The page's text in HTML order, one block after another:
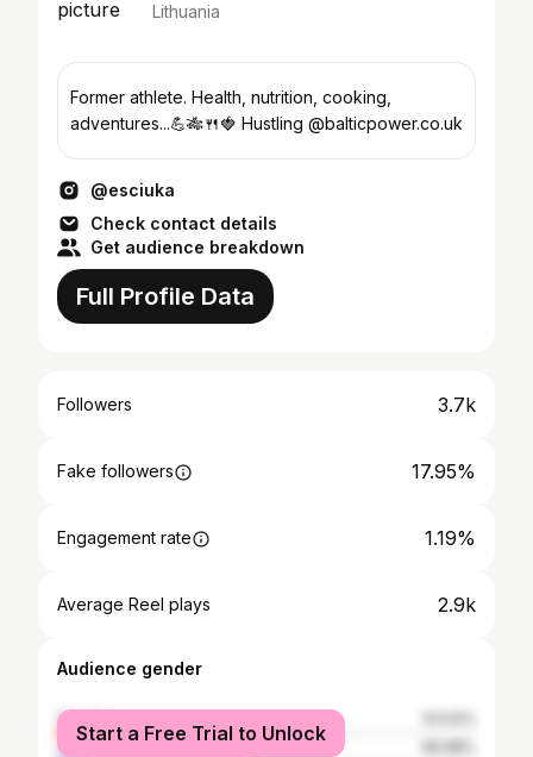
Lithuania
Former athlete. Health, nutrition, cooking,
adventures...💪🎋🍴🍓 Hustling @balticpower.co.uk
@esciuka
Check contact details
Get audience breakdown
Full Profile Data
Followers 3.7k
Fake followers 17.95%
Engagement rate 1.19%
Average Reel plays 2.9k
Audience gender
female
male
Start a Free Trial to Unlock